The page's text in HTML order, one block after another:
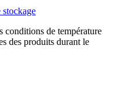
conditions de température
des produits durant le